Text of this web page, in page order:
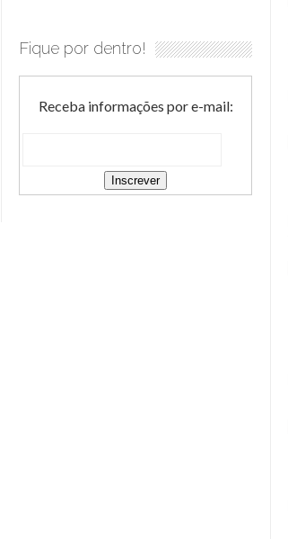
Fique por dentro!
Receba informações por e-mail: